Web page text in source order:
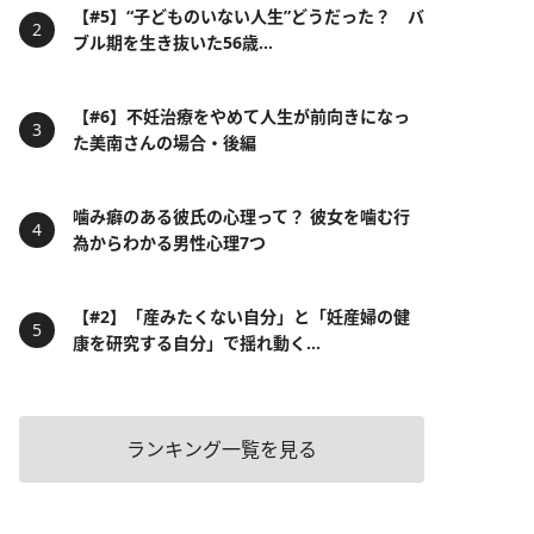
【#5】“子どものいない人生”どうだった？ バ
ブル期を生き抜いた56歳...
【#6】不妊治療をやめて人生が前向きになっ
た美南さんの場合・後編
噛み癖のある彼氏の心理って？ 彼女を噛む行
為からわかる男性心理7つ
【#2】「産みたくない自分」と「妊産婦の健
康を研究する自分」で揺れ動く...
ランキング一覧を見る